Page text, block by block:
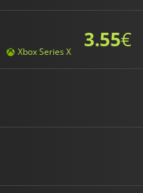
Xbox Series X 3.55€